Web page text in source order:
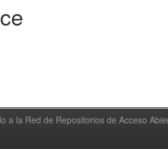
a la Red de Repositorios de Acceso